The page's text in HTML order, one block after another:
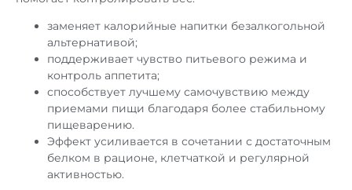
заменяет калорийные напитки безалкогольной
альтернативой;
поддерживает чувство питьевого режима и
контроль аппетита;
способствует лучшему самочувствию между
приемами пищи благодаря более стабильному
пищеварению.
Эффект усиливается в сочетании с достаточным
белком в рационе, клетчаткой и регулярной
активностью.
Друзья, важная информация 👋
В период отключений электроэнергии
действуют дополнительные условия подъема
бутылей без лифта: